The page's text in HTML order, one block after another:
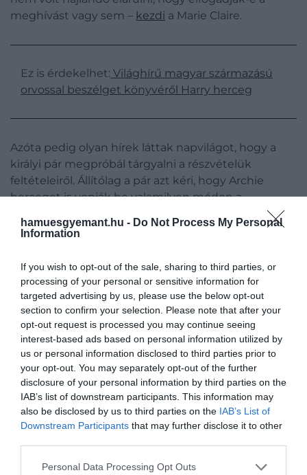
hamuesgyemant.hu - Do Not Process My Personal
Information
If you wish to opt-out of the sale, sharing to third parties, or
processing of your personal or sensitive information for
targeted advertising by us, please use the below opt-out
section to confirm your selection. Please note that after your
opt-out request is processed you may continue seeing
interest-based ads based on personal information utilized by
us or personal information disclosed to third parties prior to
your opt-out. You may separately opt-out of the further
disclosure of your personal information by third parties on the
IAB’s list of downstream participants. This information may
also be disclosed by us to third parties on the IAB’s List of
Downstream Participants that may further disclose it to other
Please note that this website/app uses one or more Google
Personal Data Processing Opt Outs
meghívást vagy sem – kezdi a Marie Claire.
Ez is érdekelhet: Világhírű magyar származású
orvossal beszélget könyvéről Harry herceg
Azóta pedig olyan hírek láttak napvilágot, hogy a
királyi pár megpróbál tárgyalni a részvételük
feltételeiről. Állítólag a pár azt kéri, hogy Archie
herceget is vonják be valamilyen módon a
születésnapjára esik. De a különféle királyi szakértők
hercegnek ott kell lennie a ceremónián.
Sok vita, sok spekuláció volt
arról, hogy Harry és Meghan
elmegy-e a koronázásra?
Most, amikor veled beszélek,
nem tudom, mi fog történni.
Meglepődnék, ha legalább
Harry nem menne. Mert ha
nem megy el a koronázásra,